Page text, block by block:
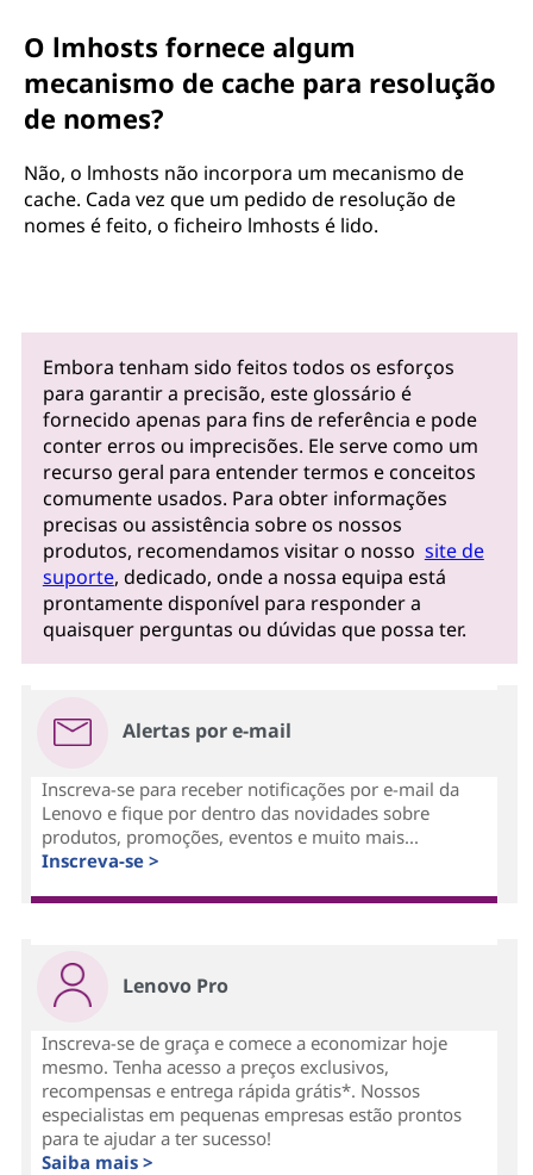
O lmhosts fornece algum
mecanismo de cache para resolução
de nomes?
Não, o lmhosts não incorpora um mecanismo de
cache. Cada vez que um pedido de resolução de
nomes é feito, o ficheiro lmhosts é lido.
Embora tenham sido feitos todos os esforços
para garantir a precisão, este glossário é
fornecido apenas para fins de referência e pode
conter erros ou imprecisões. Ele serve como um
recurso geral para entender termos e conceitos
comumente usados. Para obter informações
precisas ou assistência sobre os nossos
produtos, recomendamos visitar o nosso site de
suporte, dedicado, onde a nossa equipa está
prontamente disponível para responder a
quaisquer perguntas ou dúvidas que possa ter.
Alertas por e-mail
Inscreva-se para receber notificações por e-mail da
Lenovo e fique por dentro das novidades sobre
produtos, promoções, eventos e muito mais...
Inscreva-se >
Lenovo Pro
Inscreva-se de graça e comece a economizar hoje
mesmo. Tenha acesso a preços exclusivos,
recompensas e entrega rápida grátis*. Nossos
especialistas em pequenas empresas estão prontos
para te ajudar a ter sucesso!
Saiba mais >